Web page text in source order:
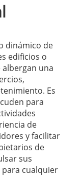
dinámico de
edificios o
una
Es
para
de
y facilitar
de
sus
cualquier